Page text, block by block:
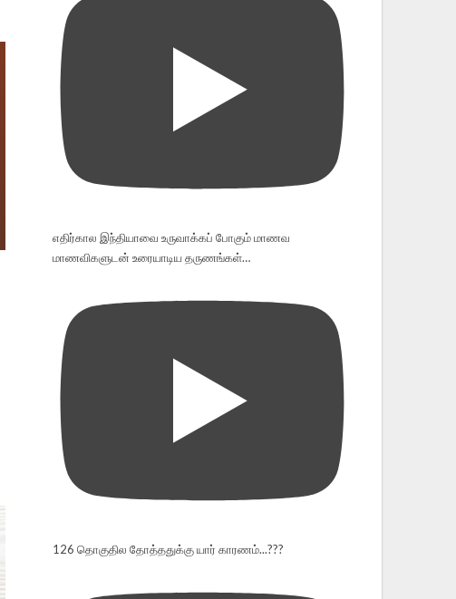
எதிர்கால இந்தியாவை உருவாக்கப் போகும் மாணவ
மாணவிகளுடன் உரையாடிய தருணங்கள்…
126 தொகுதில தோத்ததுக்கு யார் காரணம்...???